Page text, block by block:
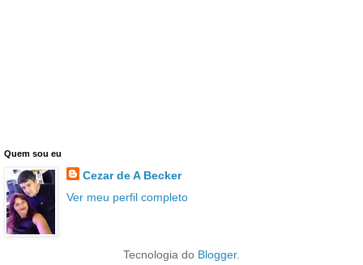
Quem sou eu
Cezar de A Becker
Ver meu perfil completo
Tecnologia do Blogger.